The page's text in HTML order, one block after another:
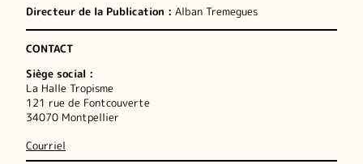
Directeur de la Publication : Alban Tremegues
CONTACT
Siège social :
La Halle Tropisme
121 rue de Fontcouverte
34070 Montpellier
Courriel